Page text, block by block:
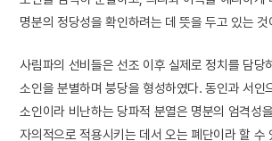
명분의 정당성을 확인하려는 데 뜻을 두고 있는 것
사림파의 선비들은 선조 이후 실제로 정치를 담당
소인을 분별하며 붕당을 형성하였다. 동인과 서인
소인이라 비난하는 당파적 분열은 명분의 엄격성
자의적으로 적용시키는 데서 오는 폐단이라 할 수